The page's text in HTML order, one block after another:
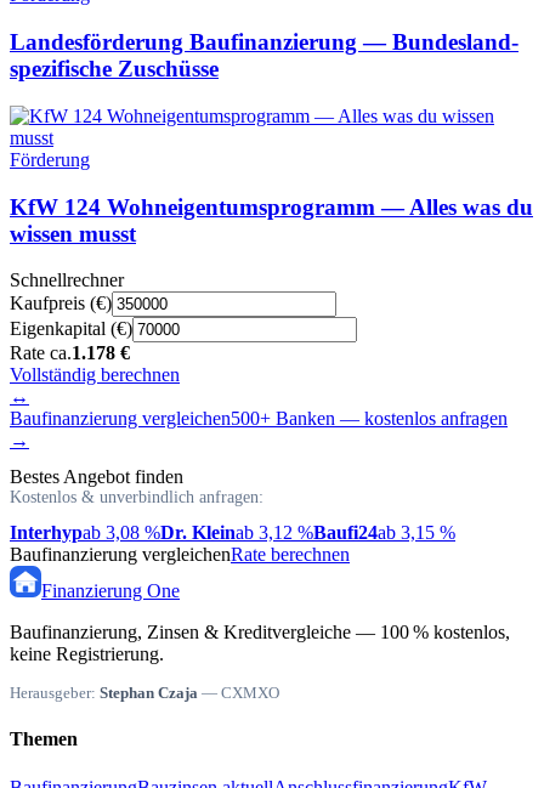
Landesförderung Baufinanzierung — Bundesland-
spezifische Zuschüsse
Förderung
KfW 124 Wohneigentumsprogramm — Alles was du
wissen musst
Schnellrechner
Kaufpreis (€)
Eigenkapital (€)
Rate ca.1.178 €
Vollständig berechnen
↔
Baufinanzierung vergleichen500+ Banken — kostenlos anfragen
→
Bestes Angebot finden
Kostenlos & unverbindlich anfragen:
Interhypab 3,08 %Dr. Kleinab 3,12 %Baufi24ab 3,15 %
Baufinanzierung vergleichenRate berechnen
Finanzierung One
Baufinanzierung, Zinsen & Kreditvergleiche — 100 % kostenlos,
keine Registrierung.
Herausgeber: Stephan Czaja — CXMXO
Themen